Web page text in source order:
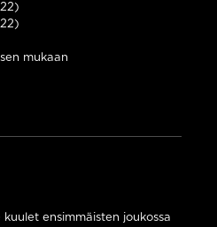
mukaan
kuulet ensimmäisten joukossa